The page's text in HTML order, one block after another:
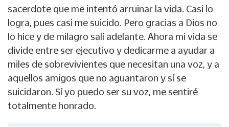
sacerdote que me intentó arruinar la vida. Casi lo
logra, pues casi me suicido. Pero gracias a Dios no
lo hice y de milagro salí adelante. Ahora mi vida se
divide entre ser ejecutivo y dedicarme a ayudar a
miles de sobrevivientes que necesitan una voz, y a
aquellos amigos que no aguantaron y sí se
suicidaron. Sí yo puedo ser su voz, me sentiré
totalmente honrado.